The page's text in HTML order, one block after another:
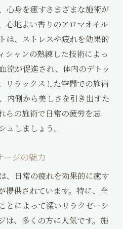
心身を癒すさまざまな施術が
心地よい香りのアロマオイル
は、ストレスや疲れを効果的
シャンの熟練した技術によっ
流が促進され、体内のデトッ
リラックスした空間での施術
内側から美しさを引き出すた
らの施術で日常の疲労を忘
ュしましょう。
ージの魅力
、日常の疲れを効果的に癒す
提供されています。特に、全
とによって深いリラクゼーシ
は、多くの方に人気です。施